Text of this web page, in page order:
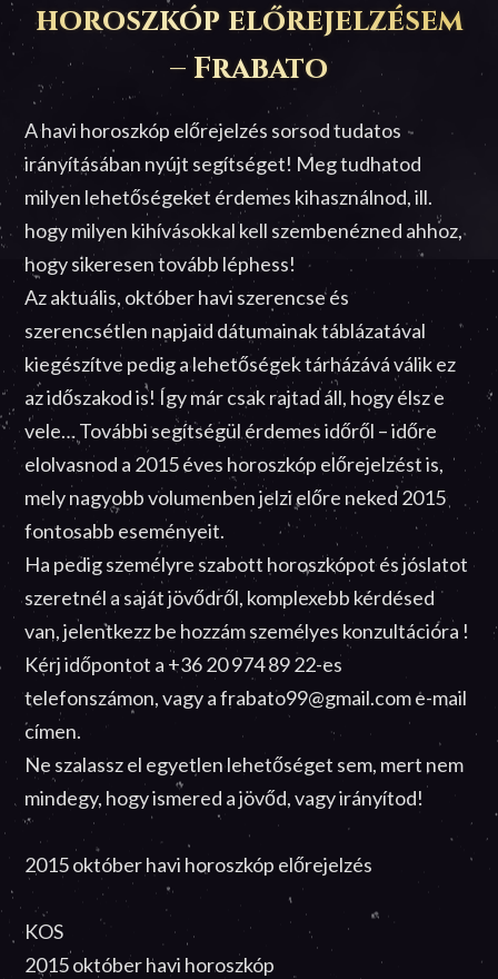
horoszkóp előrejelzésem
– Frabato
A havi horoszkóp előrejelzés sorsod tudatos
irányításában nyújt segítséget! Meg tudhatod
milyen lehetőségeket érdemes kihasználnod, ill.
hogy milyen kihívásokkal kell szembenézned ahhoz,
hogy sikeresen tovább léphess!
Az aktuális, október havi szerencse és
szerencsétlen napjaid dátumainak táblázatával
kiegészítve pedig a lehetőségek tárházává válik ez
az időszakod is! Így már csak rajtad áll, hogy élsz e
vele… További segítségül érdemes időről – időre
elolvasnod a 2015 éves horoszkóp előrejelzést is,
mely nagyobb volumenben jelzi előre neked 2015
fontosabb eseményeit.
Ha pedig személyre szabott horoszkópot és jóslatot
szeretnél a saját jövődről, komplexebb kérdésed
van, jelentkezz be hozzám személyes konzultációra !
Kérj időpontot a +36 20 974 89 22-es
telefonszámon, vagy a frabato99@gmail.com e-mail
címen.
Ne szalassz el egyetlen lehetőséget sem, mert nem
mindegy, hogy ismered a jövőd, vagy irányítod!
2015 október havi horoszkóp előrejelzés
KOS
2015 október havi horoszkóp